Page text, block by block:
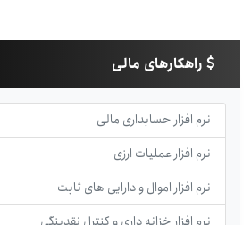
راهکارهای مالی
نرم افزار حسابداری مالی
نرم افزار عملیات ارزی
نرم افزار اموال و دارایی های ثابت